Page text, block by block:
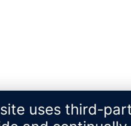
uses third-